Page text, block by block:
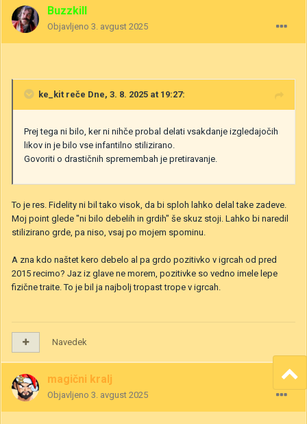
Buzzkill
Objavljeno 3. avgust 2025
ke_kit reče Dne, 3. 8. 2025 at 19:27:
Prej tega ni bilo, ker ni nihče probal delati vsakdanje izgledajočih
likov in je bilo vse infantilno stilizirano.
Govoriti o drastičnih spremembah je pretiravanje.
To je res. Fidelity ni bil tako visok, da bi sploh lahko delal take zadeve.
Moj point glede "ni bilo debelih in grdih" še skuz stoji. Lahko bi naredil
stilizirano grde, pa niso, vsaj po mojem spominu.
A zna kdo naštet kero debelo al pa grdo pozitivko v igrcah od pred
2015 recimo? Jaz iz glave ne morem, pozitivke so vedno imele lepe
fizične traite. To je bil ja najbolj tropast trope v igrcah.
Navedek
magični kralj
Objavljeno 3. avgust 2025